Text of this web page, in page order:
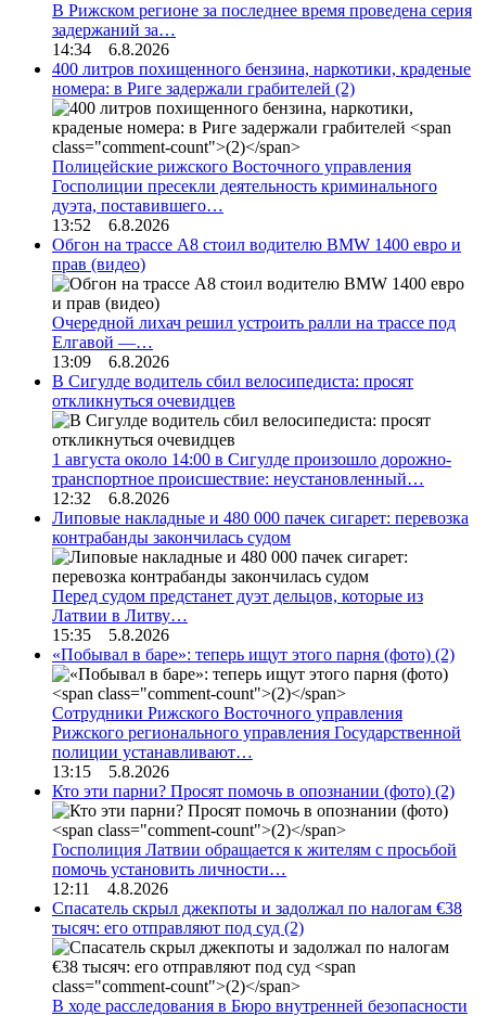
В Рижском регионе за последнее время проведена серия
задержаний за…
14:34 6.8.2026
400 литров похищенного бензина, наркотики, краденые
номера: в Риге задержали грабителей (2)
Полицейские рижского Восточного управления
Госполиции пресекли деятельность криминального
дуэта, поставившего…
13:52 6.8.2026
Обгон на трассе А8 стоил водителю BMW 1400 евро и
прав (видео)
Очередной лихач решил устроить ралли на трассе под
Елгавой —…
13:09 6.8.2026
В Сигулде водитель сбил велосипедиста: просят
откликнуться очевидцев
1 августа около 14:00 в Сигулде произошло дорожно-
транспортное происшествие: неустановленный…
12:32 6.8.2026
Липовые накладные и 480 000 пачек сигарет: перевозка
контрабанды закончилась судом
Перед судом предстанет дуэт дельцов, которые из
Латвии в Литву…
15:35 5.8.2026
«Побывал в баре»: теперь ищут этого парня (фото) (2)
Сотрудники Рижского Восточного управления
Рижского регионального управления Государственной
полиции устанавливают…
13:15 5.8.2026
Кто эти парни? Просят помочь в опознании (фото) (2)
Госполиция Латвии обращается к жителям с просьбой
помочь установить личности…
12:11 4.8.2026
Спасатель скрыл джекпоты и задолжал по налогам €38
тысяч: его отправляют под суд (2)
В ходе расследования в Бюро внутренней безопасности